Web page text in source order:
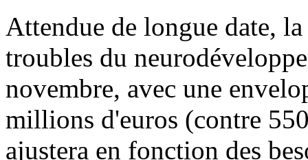
Attendue de longue date,
troubles du
novembre, avec une
millions d'euros (contre
ajustera en fonction des